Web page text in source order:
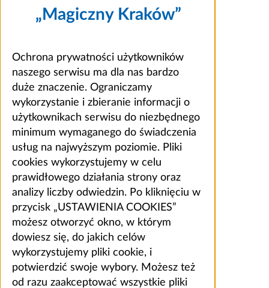
„Magiczny Kraków”
Ochrona prywatności użytkowników
naszego serwisu ma dla nas bardzo
duże znaczenie. Ograniczamy
wykorzystanie i zbieranie informacji o
użytkownikach serwisu do niezbędnego
minimum wymaganego do świadczenia
usług na najwyższym poziomie. Pliki
cookies wykorzystujemy w celu
prawidłowego działania strony oraz
analizy liczby odwiedzin. Po kliknięciu w
przycisk „USTAWIENIA COOKIES”
możesz otworzyć okno, w którym
dowiesz się, do jakich celów
wykorzystujemy pliki cookie, i
potwierdzić swoje wybory. Możesz też
od razu zaakceptować wszystkie pliki